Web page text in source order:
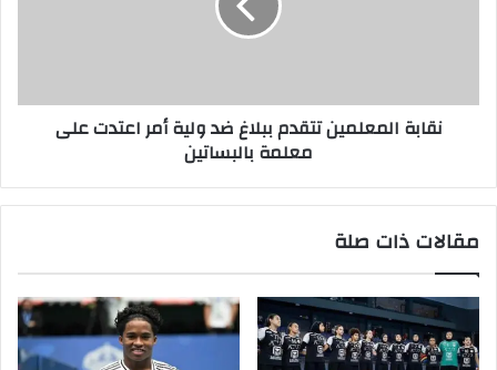
نقابة المعلمين تتقدم ببلاغ ضد ولية أمر اعتدت على
معلمة بالبساتين
مقالات ذات صلة